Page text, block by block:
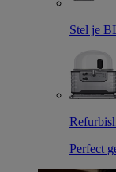
Stel je
Perfect